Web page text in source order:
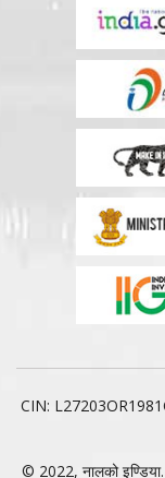
CIN:
© 2022, नालको इण्डिया.